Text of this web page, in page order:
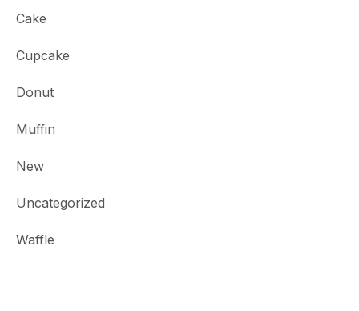
Cake
Cupcake
Donut
Muffin
New
Uncategorized
Waffle